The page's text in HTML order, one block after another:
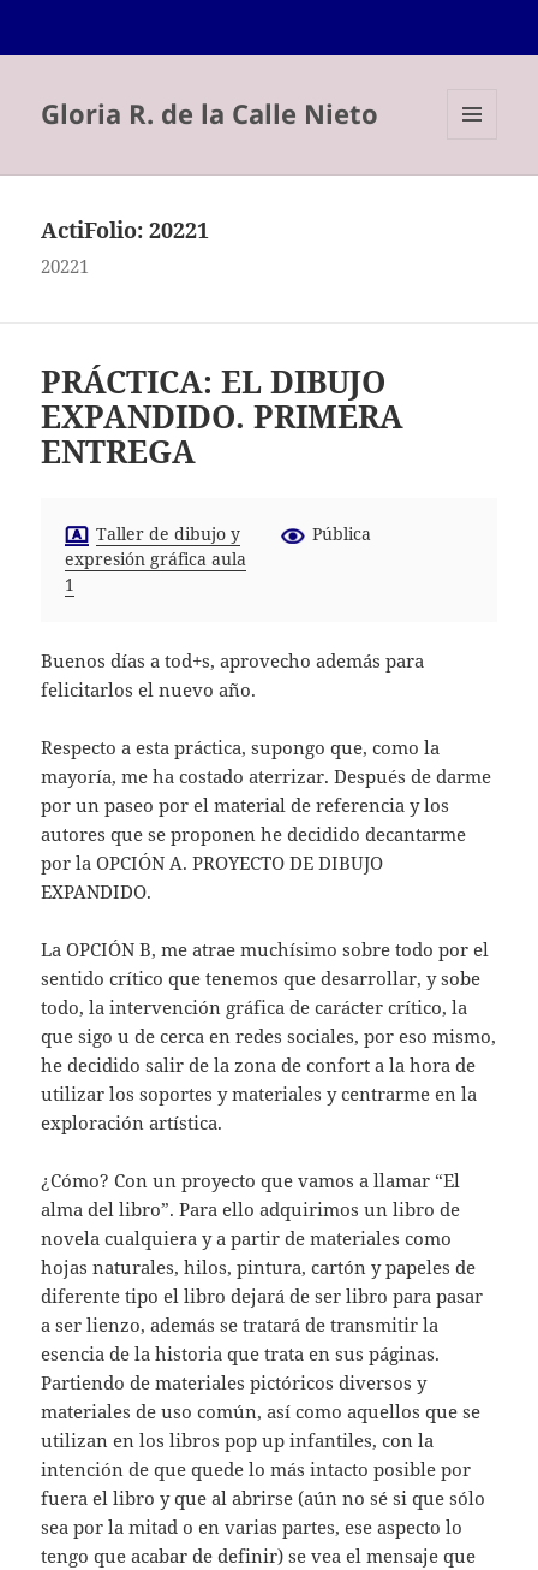
Gloria R. de la Calle Nieto
ActiFolio:20221
20221
PRÁCTICA: EL DIBUJO
EXPANDIDO. PRIMERA
ENTREGA
Taller de dibujo y
expresión gráfica aula
1
Pública
Buenos días a tod+s, aprovecho además para
felicitarlos el nuevo año.
Respecto a esta práctica, supongo que, como la
mayoría, me ha costado aterrizar. Después de darme
por un paseo por el material de referencia y los
autores que se proponen he decidido decantarme
por la OPCIÓN A. PROYECTO DE DIBUJO
EXPANDIDO.
La OPCIÓN B, me atrae muchísimo sobre todo por el
sentido crítico que tenemos que desarrollar, y sobe
todo, la intervención gráfica de carácter crítico, la
que sigo u de cerca en redes sociales, por eso mismo,
he decidido salir de la zona de confort a la hora de
utilizar los soportes y materiales y centrarme en la
exploración artística.
¿Cómo? Con un proyecto que vamos a llamar “El
alma del libro”. Para ello adquirimos un libro de
novela cualquiera y a partir de materiales como
hojas naturales, hilos, pintura, cartón y papeles de
diferente tipo el libro dejará de ser libro para pasar
a ser lienzo, además se tratará de transmitir la
esencia de la historia que trata en sus páginas.
Partiendo de materiales pictóricos diversos y
materiales de uso común, así como aquellos que se
utilizan en los libros pop up infantiles, con la
intención de que quede lo más intacto posible por
fuera el libro y que al abrirse (aún no sé si que sólo
sea por la mitad o en varias partes, ese aspecto lo
tengo que acabar de definir) se vea el mensaje que